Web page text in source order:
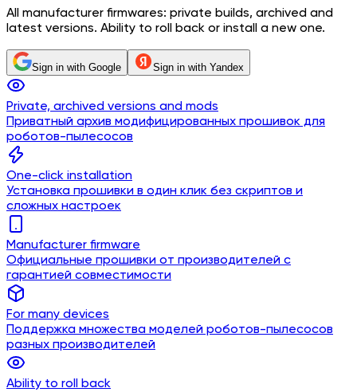
All manufacturer firmwares: private builds, archived and
latest versions. Ability to roll back or install a new one.
Sign in with Google Sign in with Yandex
Private, archived versions and mods
Приватный архив модифицированных прошивок для
роботов-пылесосов
One-click installation
Установка прошивки в один клик без скриптов и
сложных настроек
Manufacturer firmware
Официальные прошивки от производителей с
гарантией совместимости
For many devices
Поддержка множества моделей роботов-пылесосов
разных производителей
Ability to roll back